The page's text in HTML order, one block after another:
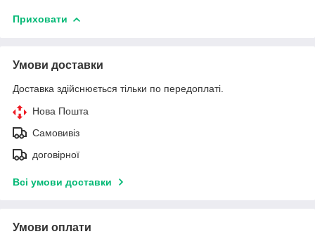
Приховати
Умови доставки
Доставка здійснюється тільки по передоплаті.
Нова Пошта
Самовивіз
договірної
Всі умови доставки
Умови оплати